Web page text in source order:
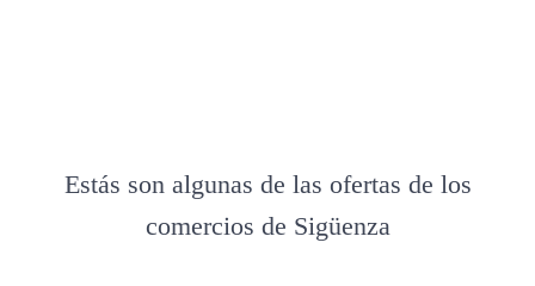
Estás son algunas de las ofertas de los
comercios de Sigüenza